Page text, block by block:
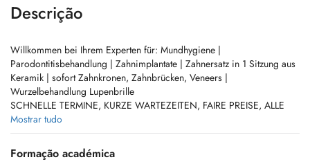
Descrição
Willkommen bei Ihrem Experten für: Mundhygiene |
Parodontitisbehandlung | Zahnimplantate | Zahnersatz in 1 Sitzung aus
Keramik | sofort Zahnkronen, Zahnbrücken, Veneers |
Wurzelbehandlung Lupenbrille
SCHNELLE TERMINE, KURZE WARTEZEITEN, FAIRE PREISE, ALLE
KASSEN UND PRIVAT
Alle Behandlungen in unserer modernen√ digitalen√ Zahnarztpraxis:
Mundhygiene Air flow | Parodontitis-Therapie | Zahnimplantate 3D-
Mostrar tudo
Formação académica